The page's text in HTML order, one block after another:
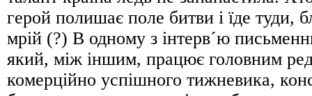
герой полишає поле битви і їде туди,
мрій (?) В одному з інтерв´ю
який, між іншим, працює головним
комерційно успішного тижневика,